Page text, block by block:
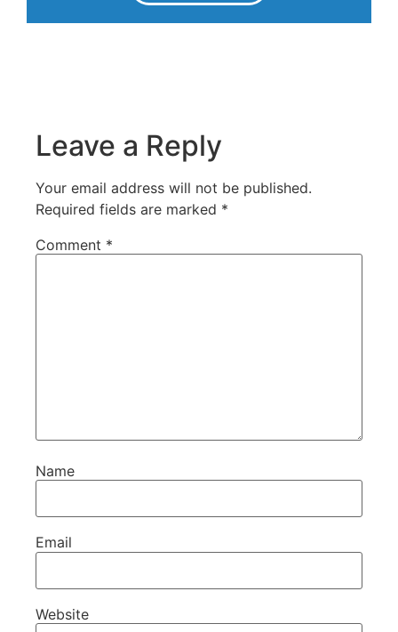
Leave a Reply
Your email address will not be published.
Required fields are marked *
Comment *
Name
Email
Website